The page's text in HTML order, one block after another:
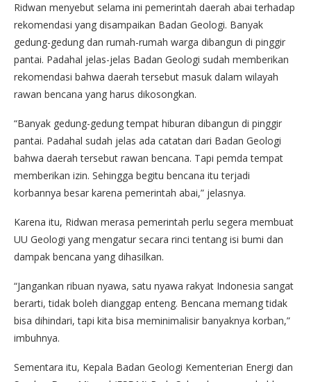
Ridwan menyebut selama ini pemerintah daerah abai terhadap
rekomendasi yang disampaikan Badan Geologi. Banyak
gedung-gedung dan rumah-rumah warga dibangun di pinggir
pantai. Padahal jelas-jelas Badan Geologi sudah memberikan
rekomendasi bahwa daerah tersebut masuk dalam wilayah
rawan bencana yang harus dikosongkan.
“Banyak gedung-gedung tempat hiburan dibangun di pinggir
pantai. Padahal sudah jelas ada catatan dari Badan Geologi
bahwa daerah tersebut rawan bencana. Tapi pemda tempat
memberikan izin. Sehingga begitu bencana itu terjadi
korbannya besar karena pemerintah abai,” jelasnya.
Karena itu, Ridwan merasa pemerintah perlu segera membuat
UU Geologi yang mengatur secara rinci tentang isi bumi dan
dampak bencana yang dihasilkan.
“Jangankan ribuan nyawa, satu nyawa rakyat Indonesia sangat
berarti, tidak boleh dianggap enteng. Bencana memang tidak
bisa dihindari, tapi kita bisa meminimalisir banyaknya korban,”
imbuhnya.
Sementara itu, Kepala Badan Geologi Kementerian Energi dan